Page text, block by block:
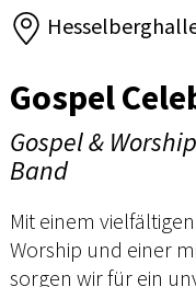
Gospel
Gospel &
Band
Mit einem
Worship und einer
sorgen wir für ein